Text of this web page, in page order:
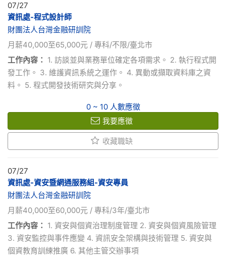
07/27
資訊處-程式設計師
財團法人台灣金融研訓院
月薪40,000至65,000元 / 專科/不限/臺北市
工作內容： 1. 訪談並與業務單位確定各項需求。 2. 執行程式開
發工作。 3. 維護資訊系統之運作。 4. 異動或擷取資料庫之資
料。 5. 程式開發技術研究與分享。
0 ~ 10 人數應徵
我要應徵
收藏職缺
07/27
資訊處-資安暨網通服務組-資安專員
財團法人台灣金融研訓院
月薪40,000至60,000元 / 專科/3年/臺北市
工作內容： 1. 資安與個資治理制度管理 2. 資安與個資風險管理
3. 資安監控與事件應變 4. 資訊安全架構與技術管理 5. 資安與
個資教育訓練推廣 6. 其他主管交辦事項